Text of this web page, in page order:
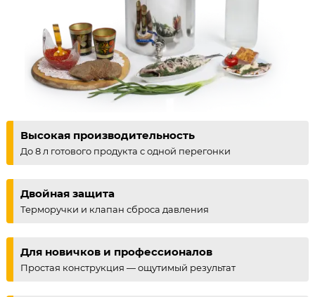
Высокая производительность
До 8 л готового продукта с одной перегонки
Двойная защита
Терморучки и клапан сброса давления
Для новичков и профессионалов
Простая конструкция — ощутимый результат